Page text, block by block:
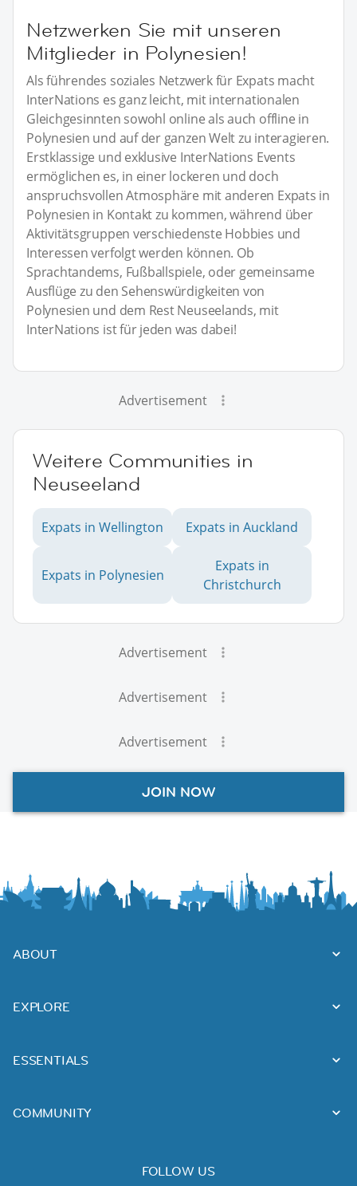
Netzwerken Sie mit unseren
Mitglieder in Polynesien!
Als führendes soziales Netzwerk für Expats macht
InterNations es ganz leicht, mit internationalen
Gleichgesinnten sowohl online als auch offline in
Polynesien und auf der ganzen Welt zu interagieren.
Erstklassige und exklusive InterNations Events
ermöglichen es, in einer lockeren und doch
anspruchsvollen Atmosphäre mit anderen Expats in
Polynesien in Kontakt zu kommen, während über
Aktivitätsgruppen verschiedenste Hobbies und
Interessen verfolgt werden können. Ob
Sprachtandems, Fußballspiele, oder gemeinsame
Ausflüge zu den Sehenswürdigkeiten von
Polynesien und dem Rest Neuseelands, mit
InterNations ist für jeden was dabei!
Advertisement
Weitere Communities in
Neuseeland
Expats in Wellington Expats in Auckland
Expats in Polynesien
Expats in
Christchurch
Advertisement
Advertisement
Advertisement
JOIN NOW
ABOUT
EXPLORE
ESSENTIALS
COMMUNITY
FOLLOW US